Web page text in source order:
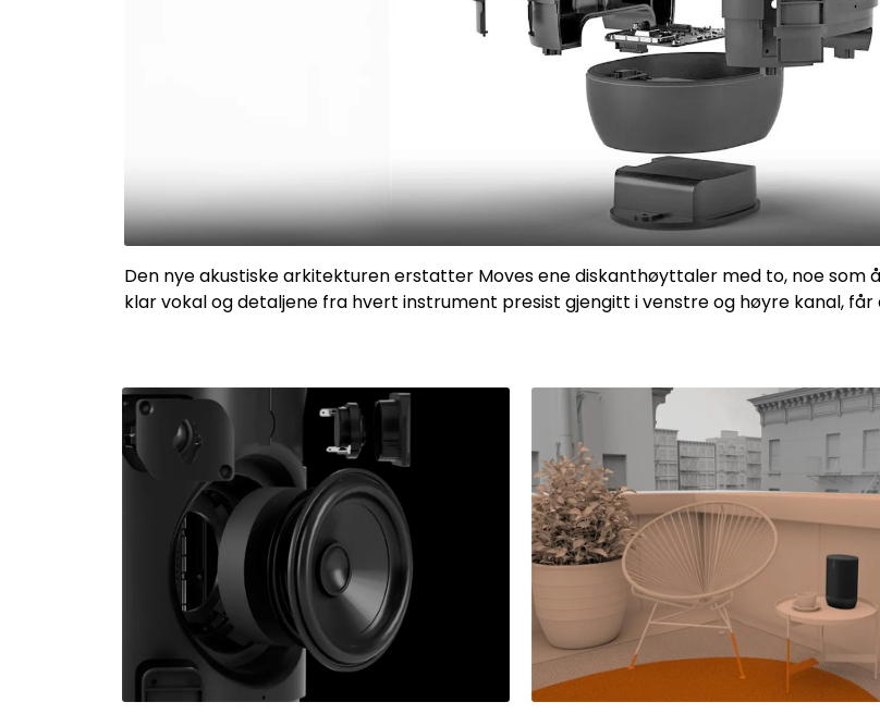
Den nye akustiske arkitekturen erstatter Moves ene diskanthøyttaler med to, noe
klar vokal og detaljene fra hvert instrument presist gjengitt i venstre og høyre kanal,